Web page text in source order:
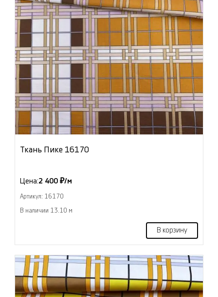
Ткань Пике 16170
Цена:2 400 ₽/м
Артикул: 16170
В наличии 13.10 м
В корзину